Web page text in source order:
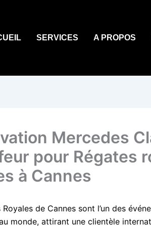
SERVICES A PROPOS
Mercedes
pour Régates
à Cannes
Royales de Cannes sont l’un des
monde, attirant une clientèle